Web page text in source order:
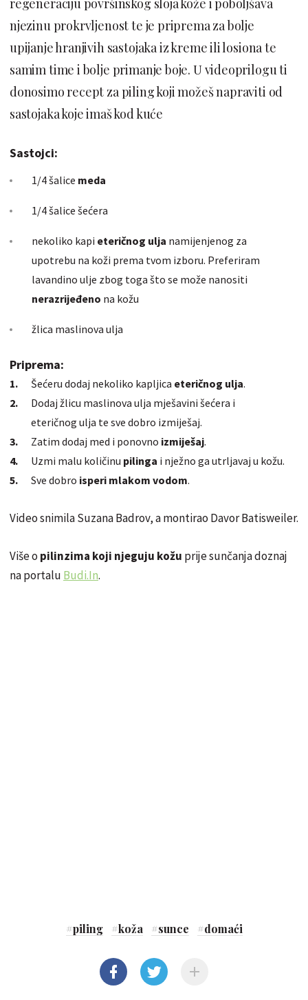
regeneraciju površinskog sloja kože i poboljšava
njezinu prokrvljenost te je priprema za bolje
upijanje hranjivih sastojaka iz kreme ili losiona te
samim time i bolje primanje boje. U videoprilogu ti
donosimo recept za piling koji možeš napraviti od
sastojaka koje imaš kod kuće
Sastojci:
1/4 šalice meda
1/4 šalice šećera
nekoliko kapi eteričnog ulja namijenjenog za
upotrebu na koži prema tvom izboru. Preferiram
lavandino ulje zbog toga što se može nanositi
nerazrijeđeno na kožu
žlica maslinova ulja
Priprema:
Šećeru dodaj nekoliko kapljica eteričnog ulja.
Dodaj žlicu maslinova ulja mješavini šećera i
eteričnog ulja te sve dobro izmiješaj.
Zatim dodaj med i ponovno izmiješaj.
Uzmi malu količinu pilinga i nježno ga utrljavaj u kožu.
Sve dobro isperi mlakom vodom.
Video snimila Suzana Badrov, a montirao Davor Batisweiler.
Više o pilinzima koji njeguju kožu prije sunčanja doznaj
na portalu Budi.In.
#piling #koža #sunce #domaći